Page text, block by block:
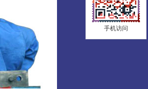
手机访问